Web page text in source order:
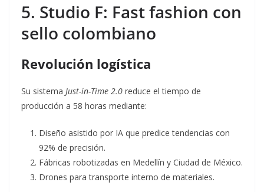
5. Studio F: Fast fashion con
sello colombiano
Revolución logística
Su sistema Just-in-Time 2.0 reduce el tiempo de
producción a 58 horas mediante:
Diseño asistido por IA que predice tendencias con
92% de precisión.
Fábricas robotizadas en Medellín y Ciudad de México.
Drones para transporte interno de materiales.